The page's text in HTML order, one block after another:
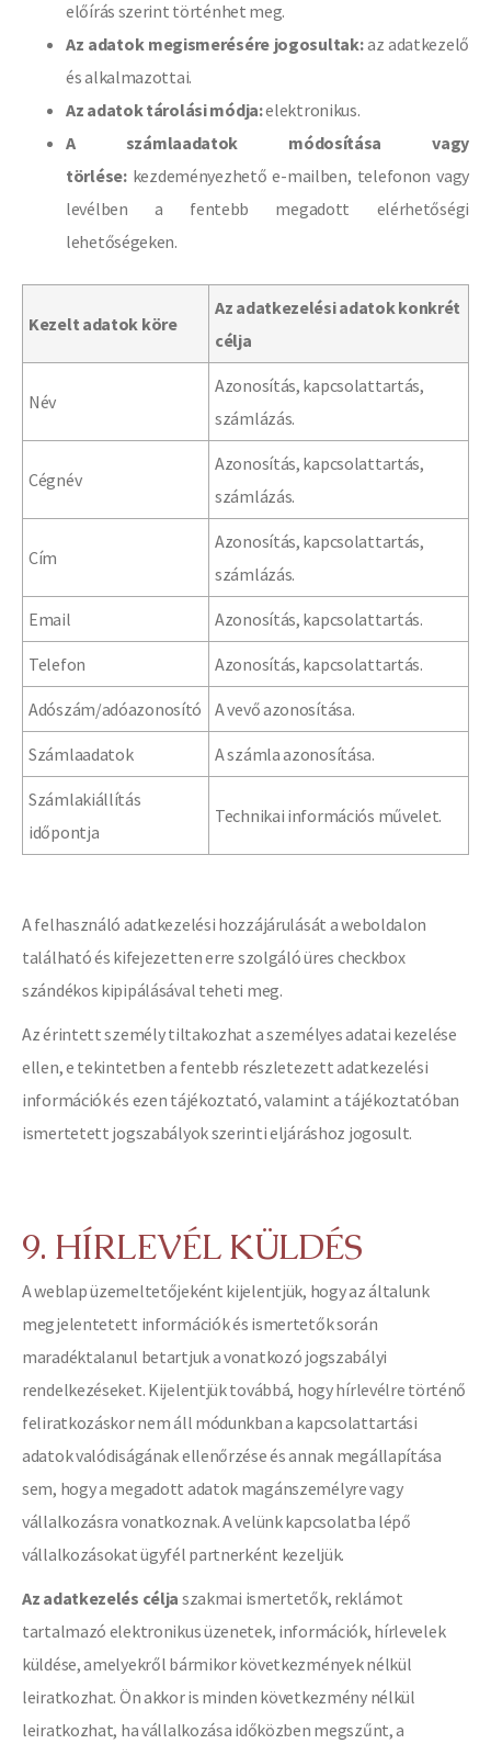
előírás szerint történhet meg.
Az adatok megismerésére jogosultak:az adatkezelő
és alkalmazottai.
Az adatok tárolási módja:elektronikus.
A számlaadatok módosítása vagy
törlése:kezdeményezhető e-mailben, telefonon vagy
levélben a fentebb megadott elérhetőségi
lehetőségeken.
Kezelt adatok köre
Az adatkezelési adatok konkrét
célja
Név
Azonosítás, kapcsolattartás,
számlázás.
Cégnév
Azonosítás, kapcsolattartás,
számlázás.
Cím
Azonosítás, kapcsolattartás,
számlázás.
Email Azonosítás, kapcsolattartás.
Telefon Azonosítás, kapcsolattartás.
Adószám/adóazonosító A vevő azonosítása.
Számlaadatok A számla azonosítása.
Számlakiállítás
időpontja
Technikai információs művelet.
A felhasználó adatkezelési hozzájárulását a weboldalon
található és kifejezetten erre szolgáló üres checkbox
szándékos kipipálásával teheti meg.
Az érintett személy tiltakozhat a személyes adatai kezelése
ellen, e tekintetben a fentebb részletezett adatkezelési
információk és ezen tájékoztató, valamint a tájékoztatóban
ismertetett jogszabályok szerinti eljáráshoz jogosult.
9. HÍRLEVÉL KÜLDÉS
A weblap üzemeltetőjeként kijelentjük, hogy az általunk
megjelentetett információk és ismertetők során
maradéktalanul betartjuk a vonatkozó jogszabályi
rendelkezéseket. Kijelentjük továbbá, hogy hírlevélre történő
feliratkozáskor nem áll módunkban a kapcsolattartási
adatok valódiságának ellenőrzése és annak megállapítása
sem, hogy a megadott adatok magánszemélyre vagy
vállalkozásra vonatkoznak. A velünk kapcsolatba lépő
vállalkozásokat ügyfél partnerként kezeljük.
Az adatkezelés célja szakmai ismertetők, reklámot
tartalmazó elektronikus üzenetek, információk, hírlevelek
küldése, amelyekről bármikor következmények nélkül
leiratkozhat. Ön akkor is minden következmény nélkül
leiratkozhat, ha vállalkozása időközben megszűnt, a